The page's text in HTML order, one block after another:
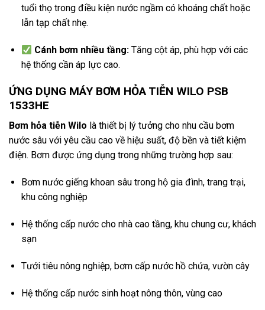
tuổi thọ trong điều kiện nước ngầm có khoáng chất hoặc
lẫn tạp chất nhẹ.
Cánh bơm nhiều tầng: Tăng cột áp, phù hợp với các
hệ thống cần áp lực cao.
ỨNG DỤNG MÁY BƠM HỎA TIỄN WILO PSB
1533HE
Bơm hỏa tiễn Wilo là thiết bị lý tưởng cho nhu cầu bơm
nước sâu với yêu cầu cao về hiệu suất, độ bền và tiết kiệm
điện. Bơm được ứng dụng trong những trường hợp sau:
Bơm nước giếng khoan sâu trong hộ gia đình, trang trại,
khu công nghiệp
Hệ thống cấp nước cho nhà cao tầng, khu chung cư, khách
sạn
Tưới tiêu nông nghiệp, bơm cấp nước hồ chứa, vườn cây
Hệ thống cấp nước sinh hoạt nông thôn, vùng cao